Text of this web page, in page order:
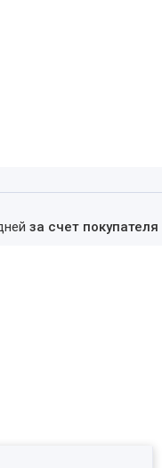
за счет покупателя